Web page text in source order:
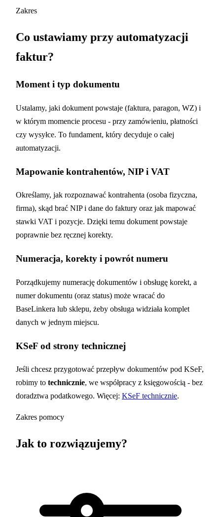
Zakres
Co ustawiamy przy automatyzacji
faktur?
Moment i typ dokumentu
Ustalamy, jaki dokument powstaje (faktura, paragon, WZ) i
w którym momencie procesu - przy zamówieniu, płatności
czy wysyłce. To fundament, który decyduje o całej
automatyzacji.
Mapowanie kontrahentów, NIP i VAT
Określamy, jak rozpoznawać kontrahenta (osoba fizyczna,
firma), skąd brać NIP i dane do faktury oraz jak mapować
stawki VAT i pozycje. Dzięki temu dokument powstaje
poprawnie bez ręcznej korekty.
Numeracja, korekty i powrót numeru
Porządkujemy numerację dokumentów i obsługę korekt, a
numer dokumentu (oraz status) może wracać do
BaseLinkera lub sklepu, żeby obsługa widziała komplet
danych w jednym miejscu.
KSeF od strony technicznej
Jeśli chcesz przygotować przepływ dokumentów pod KSeF,
robimy to technicznie, we współpracy z księgowością - bez
doradztwa podatkowego. Więcej: KSeF technicznie.
Zakres pomocy
Jak to rozwiązujemy?